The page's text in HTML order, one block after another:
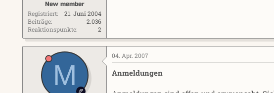
New member
Registriert
21. Juni 2004
Beiträge
2.036
Reaktionspunkte
2
M
04. Apr. 2007
Anmeldungen